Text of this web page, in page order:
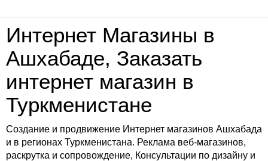
Интернет Магазины в
Ашхабаде, Заказать
интернет магазин в
Туркменистане
Создание и продвижение Интернет магазинов Ашхабада
и в регионах Туркменистана. Реклама веб-магазинов,
раскрутка и сопровождение, Консультации по дизайну и